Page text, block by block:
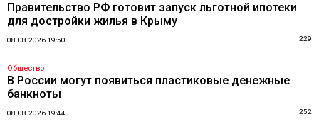
Правительство РФ готовит запуск льготной ипотеки
для достройки жилья в Крыму
08.08.2026 19:50 229
Общество
В России могут появиться пластиковые денежные
банкноты
08.08.2026 19:44 252